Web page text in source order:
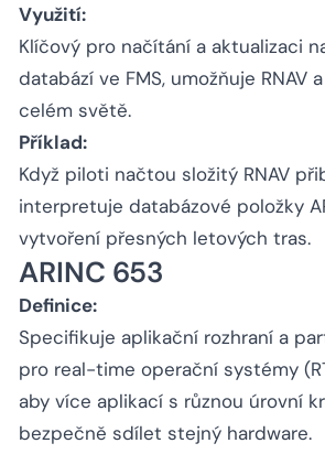
Využití:
Klíčový pro načítání a aktualizaci
databází ve FMS, umožňuje RNAV
celém světě.
Příklad:
Když piloti načtou složitý RNAV
interpretuje databázové položky
vytvoření přesných letových tras.
ARINC 653
Definice:
Specifikuje aplikační rozhraní a
pro real-time operační systémy
aby více aplikací s různou úrovní
bezpečně sdílet stejný hardware.